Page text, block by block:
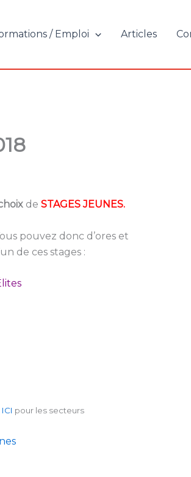
/ Emploi Articles
de STAGES JEUNES.
pouvez donc d’ores et
de ces stages :
ICI pour les secteurs